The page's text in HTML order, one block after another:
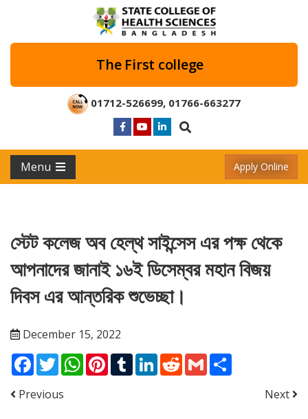
The First col|
01712-526699, 01766-663277
Menu Apply Online
স্টেট কলেজ অব হেল্থ সাইন্সেস এর পক্ষ থেকে
আপনাদের জানাই ১৬ই ডিসেম্বর মহান বিজয়
দিবস এর আন্তরিক শুভেচ্ছা।
December 15, 2022
Facebook
TwitterWhatsApp
PinterestTumblrLinkedIn
RedditGmail
Previous Next